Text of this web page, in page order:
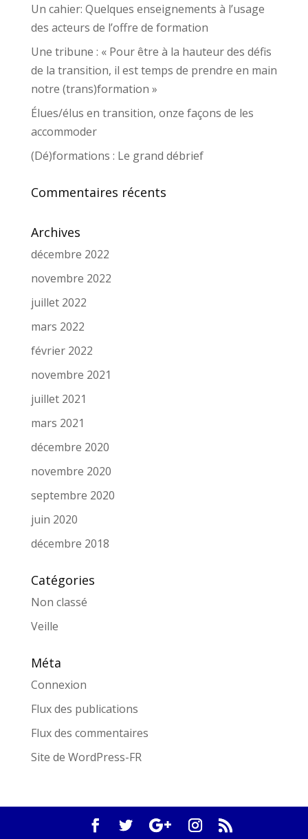
Un cahier: Quelques enseignements à l’usage
des acteurs de l’offre de formation
Une tribune : « Pour être à la hauteur des défis
de la transition, il est temps de prendre en main
notre (trans)formation »
Élues/élus en transition, onze façons de les
accommoder
(Dé)formations : Le grand débrief
Commentaires récents
Archives
décembre 2022
novembre 2022
juillet 2022
mars 2022
février 2022
novembre 2021
juillet 2021
mars 2021
décembre 2020
novembre 2020
septembre 2020
juin 2020
décembre 2018
Catégories
Non classé
Veille
Méta
Connexion
Flux des publications
Flux des commentaires
Site de WordPress-FR